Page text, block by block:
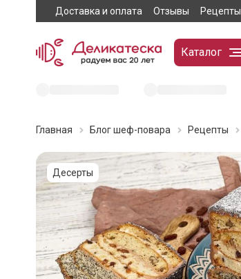
Доставка и оплата Отзывы Рецепты
Каталог
Главная Блог шеф-повара Рецепты
Десерты